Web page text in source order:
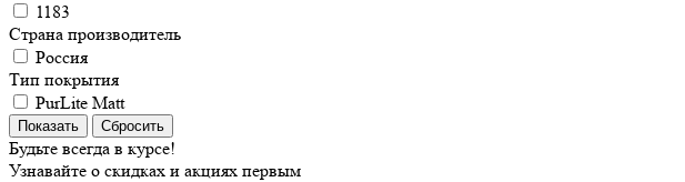
1183
Страна производитель
Россия
Тип покрытия
PurLite Мatt
Показать Сбросить
Будьте всегда в курсе!
Узнавайте о скидках и акциях первым